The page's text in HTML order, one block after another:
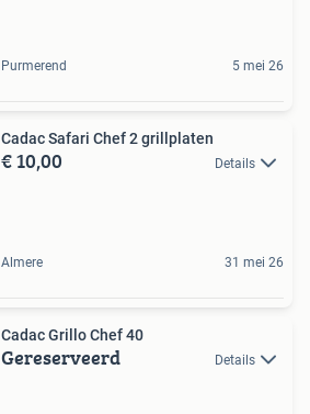
Purmerend 5 mei 26
Cadac Safari Chef 2 grillplaten
€ 10,00 Details
Almere 31 mei 26
Cadac Grillo Chef 40
Gereserveerd Details